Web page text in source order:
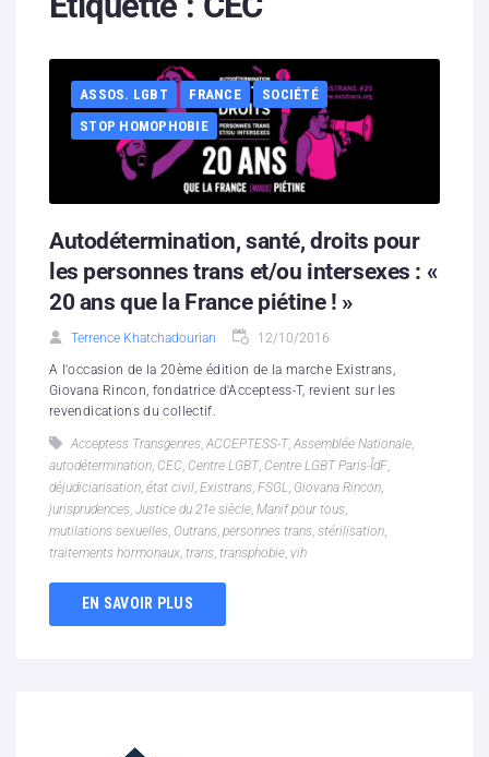
Boutique
Contacts
ASSOS. LGBT FRANCE
SOCIÉTÉ
STOP HOMOPHOBIE
Autodétermination, santé, droits pour
les personnes trans et/ou intersexes : «
20 ans que la France piétine ! »
Terrence Khatchadourian 12/10/2016
A l'occasion de la 20ème édition de la marche Existrans,
Giovana Rincon, fondatrice d'Acceptess-T, revient sur les
revendications du collectif.
Acceptess Transgenres ACCEPTESS-T, Assemblée Nationale
autodétermination CEC Centre LGBT, Centre LGBT Paris-ÎdF
déjudiciarisation état civil Existrans FSGL Giovana Rincon
jurisprudences Justice du 21e siècle Manif pour tous
mutilations sexuelles Outrans personnes trans stérilisation
traitements hormonaux trans transphobie vih
EN SAVOIR PLUS